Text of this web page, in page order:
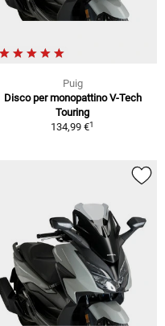
Puig
Disco per monopattino V-Tech
Touring
134,99 €1